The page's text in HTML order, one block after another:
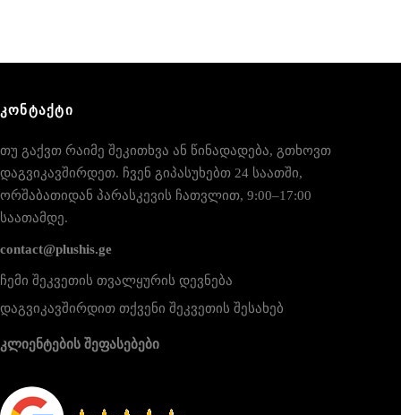
ᲙᲝᲜᲢᲐᲥᲢᲘ
თუ გაქვთ რაიმე შეკითხვა ან წინადადება, გთხოვთ
დაგვიკავშირდეთ. ჩვენ გიპასუხებთ 24 საათში,
ორშაბათიდან პარასკევის ჩათვლით, 9:00–17:00
საათამდე.
contact@plushis.ge
ჩემი შეკვეთის თვალყურის დევნება
დაგვიკავშირდით თქვენი შეკვეთის შესახებ
კლიენტების შეფასებები